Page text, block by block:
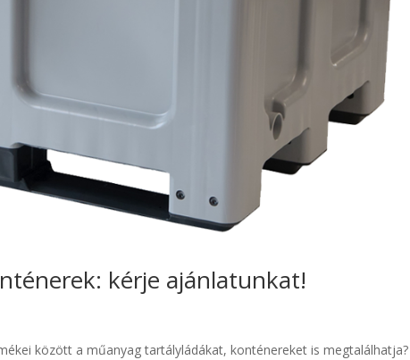
kérje ajánlatunkat!
között a műanyag tartályládákat, konténereket is megtalálhatja?